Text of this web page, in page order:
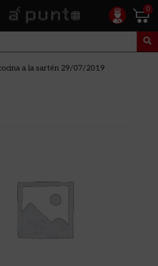
0
a la sartén 29/07/2019